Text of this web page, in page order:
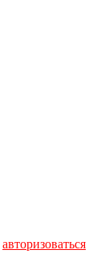
авторизоваться